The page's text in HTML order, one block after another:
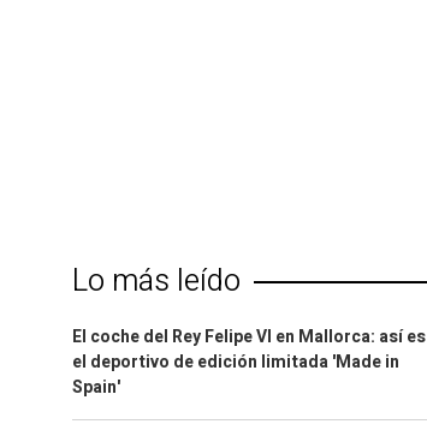
Lo más leído
El coche del Rey Felipe VI en Mallorca: así es
el deportivo de edición limitada 'Made in
Spain'